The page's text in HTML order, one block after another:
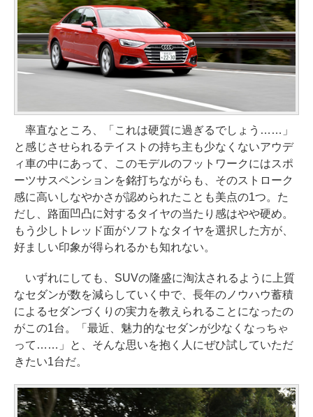
率直なところ、「これは硬質に過ぎるでしょう……」
と感じさせられるテイストの持ち主も少なくないアウデ
ィ車の中にあって、このモデルのフットワークにはスポ
ーツサスペンションを銘打ちながらも、そのストローク
感に高いしなやかさが認められたことも美点の1つ。た
だし、路面凹凸に対するタイヤの当たり感はやや硬め。
もう少しトレッド面がソフトなタイヤを選択した方が、
好ましい印象が得られるかも知れない。
いずれにしても、SUVの隆盛に淘汰されるように上質
なセダンが数を減らしていく中で、長年のノウハウ蓄積
によるセダンづくりの実力を教えられることになったの
がこの1台。「最近、魅力的なセダンが少なくなっちゃ
って……」と、そんな思いを抱く人にぜひ試していただ
きたい1台だ。